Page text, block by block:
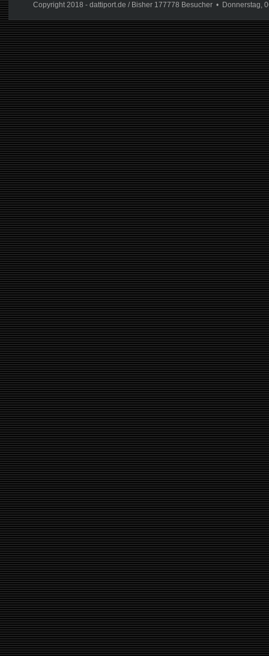
Copyright 2018 - dattiport.de / Bisher 177778 Besucher • Donnerstag,